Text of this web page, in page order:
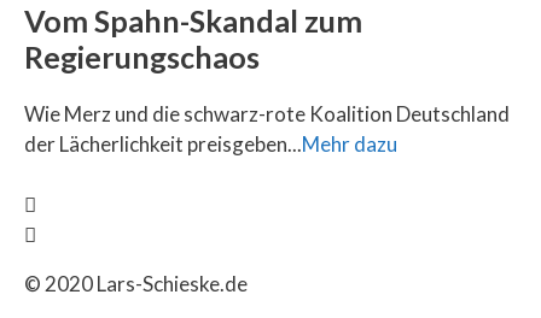
Vom Spahn-Skandal zum
Regierungschaos
Wie Merz und die schwarz-rote Koalition Deutschland
der Lächerlichkeit preisgeben...Mehr dazu
© 2020 Lars-Schieske.de